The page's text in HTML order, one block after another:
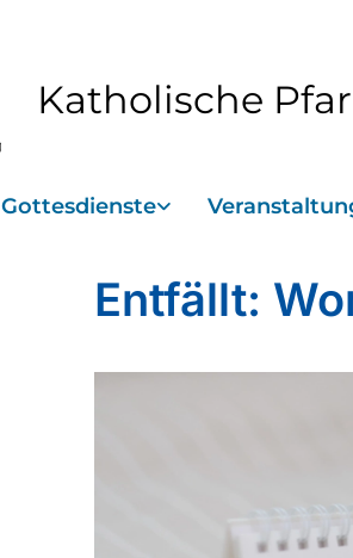
Katholische
Gottesdienste
Entfällt: